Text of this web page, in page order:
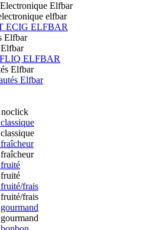
Elfbar
elfbar
ECIG ELFBAR
Elfbar
ELFBAR
Elfbar
noclick
frais
frais